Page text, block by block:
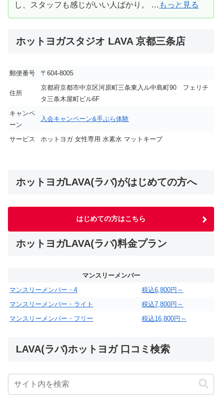
し、スタッフも感じがいい人ばかり。 … もっと見る
ホットヨガスタジオ LAVA 京都三条店
郵便番号 〒604-8005
住所
京都府京都市中京区河原町三条東入ル中島町90 フェリチ
タ三条木屋町ビル6F
キャンペ
ーン
入会キャンペーン&手ぶら体験
サービス ホットヨガ 女性専用 水素水 マットキープ
ホットヨガLAVA(ラバ)がはじめての方へ
はじめての方はこちら
ホットヨガLAVA(ラバ)料金プラン
マンスリーメンバー
マンスリーメンバー・4
税込6,800円～
マンスリーメンバー・ライト
税込7,800円～
マンスリーメンバー・フリー
税込16,800円～
LAVA(ラバ)ホットヨガ 口コミ検索